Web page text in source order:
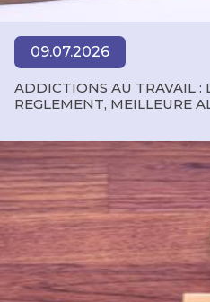
ADDICTIONS AU TRAVAIL :
REGLEMENT, MEILLEURE
09.07.2026